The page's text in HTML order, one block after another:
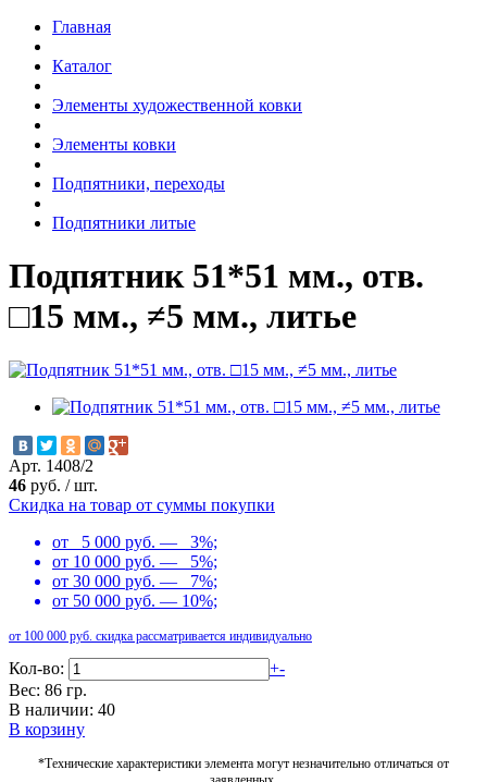
Главная
Каталог
Элементы художественной ковки
Элементы ковки
Подпятники, переходы
Подпятники литые
Подпятник 51*51 мм., отв.
□15 мм., ≠5 мм., литье
Арт. 1408/2
46 руб. /шт.
Скидка на товар от суммы покупки
от 5 000 руб. — 3%;
от 10 000 руб. — 5%;
от 30 000 руб. — 7%;
от 50 000 руб. — 10%;
от 100 000 руб. скидка рассматривается индивидуально
Кол-во: +-
Вес: 86 гр.
В наличии: 40
В корзину
*Технические характеристики элемента могут незначительно отличаться от